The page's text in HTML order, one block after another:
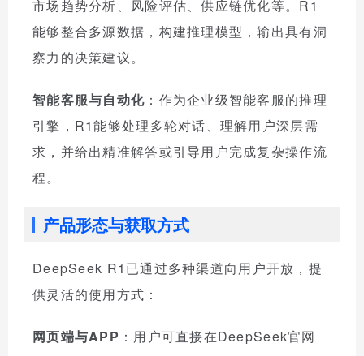
市场趋势分析、风险评估、供应链优化等。R1
能够整合多源数据，构建推理模型，输出具有洞
察力的决策建议。
智能客服与自动化 ：作为企业级智能客服的推理
引擎，R1能够处理多轮对话、理解用户深层需
求，并给出精准解答或引导用户完成复杂操作流
程。
产品形态与获取方式
DeepSeek R1已通过多种渠道向用户开放，提
供灵活的使用方式：
网页端与APP ：用户可直接在DeepSeek官网